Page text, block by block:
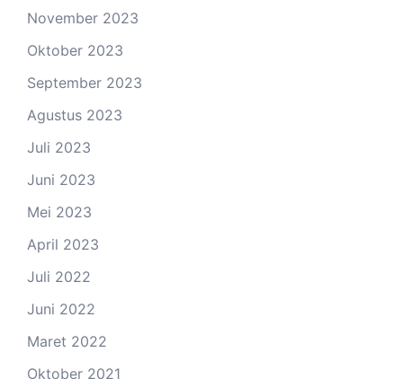
November 2023
Oktober 2023
September 2023
Agustus 2023
Juli 2023
Juni 2023
Mei 2023
April 2023
Juli 2022
Juni 2022
Maret 2022
Oktober 2021